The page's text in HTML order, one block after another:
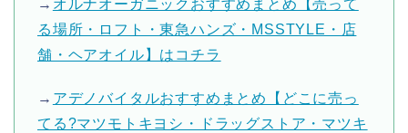
→ オルナオーガニックおすすめまとめ【売って
る場所・ロフト・東急ハンズ・MSSTYLE・店
舗・ヘアオイル】はコチラ
→ アデノバイタルおすすめまとめ【どこに売っ
てる?マツモトキヨシ・ドラッグストア・マツキ